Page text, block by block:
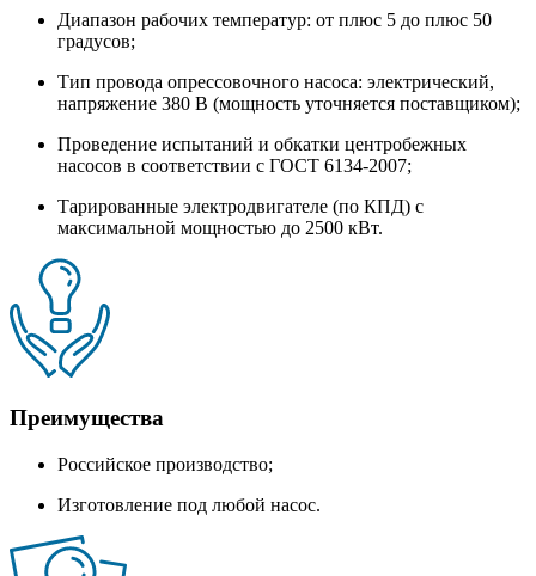
Диапазон рабочих температур: от плюс 5 до плюс 50
градусов;
Тип провода опрессовочного насоса: электрический,
напряжение 380 В (мощность уточняется поставщиком);
Проведение испытаний и обкатки центробежных
насосов в соответствии с ГОСТ 6134-2007;
Тарированные электродвигателе (по КПД) с
максимальной мощностью до 2500 кВт.
Преимущества
Российское производство;
Изготовление под любой насос.